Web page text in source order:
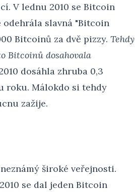
V lednu 2010 se Bitcoin
odehrála slavná "Bitcoin
Bitcoinů za dvě pizzy. Tehdy
Bitcoinů dosahovala
dosáhla zhruba 0,3
roku. Málokdo si tehdy
zažije.
široké veřejnosti.
se dal jeden Bitcoin